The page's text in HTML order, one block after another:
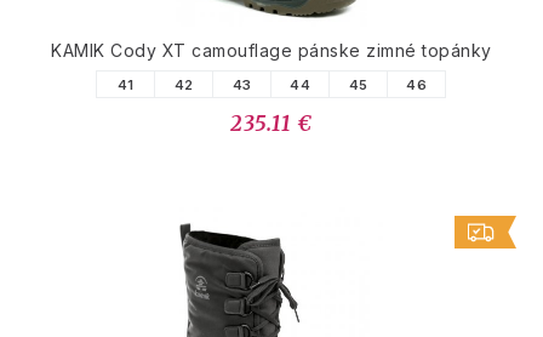
KAMIK Cody XT camouflage pánske zimné topánky
41 42 43 44 45 46
235.11 €